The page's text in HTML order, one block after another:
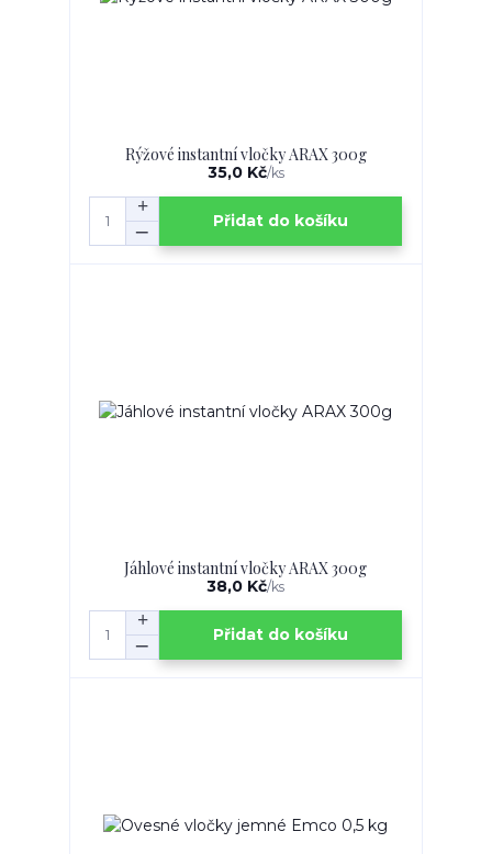
Rýžové instantní vločky ARAX 300g
35,0 Kč/ks
Přidat do košíku
Jáhlové instantní vločky ARAX 300g
38,0 Kč/ks
Přidat do košíku